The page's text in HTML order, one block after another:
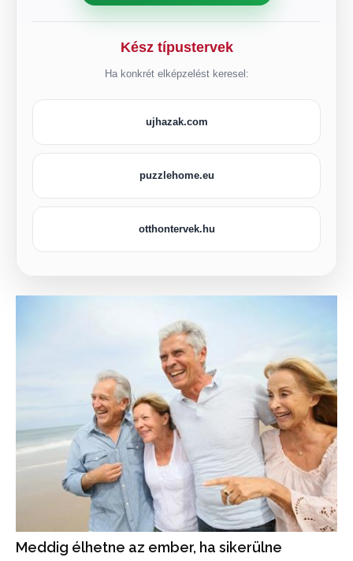
Kész típustervek
Ha konkrét elképzelést keresel:
ujhazak.com
puzzlehome.eu
otthontervek.hu
Meddig élhetne az ember, ha sikerülne